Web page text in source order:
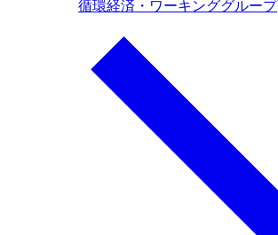
循環経済・ワーキンググループ